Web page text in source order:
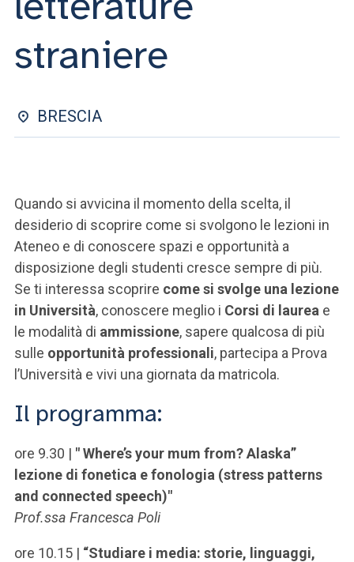
SEI UN DOCENTE O UN MEMBRO DELLO STAFF
straniere
BRESCIA
Quando si avvicina il momento della scelta, il
desiderio di scoprire come si svolgono le lezioni in
Ateneo e di conoscere spazi e opportunità a
disposizione degli studenti cresce sempre di più.
Se ti interessa scoprire come si svolge una lezione
in Università, conoscere meglio i Corsi di laurea e
le modalità di ammissione, sapere qualcosa di più
sulle opportunità professionali, partecipa a Prova
l’Università e vivi una giornata da matricola.
Il programma:
ore 9.30 | " Where’s your mum from? Alaska”
lezione di fonetica e fonologia (stress patterns
and connected speech)"
Prof.ssa Francesca Poli
ore 10.15 | “Studiare i media: storie, linguaggi,